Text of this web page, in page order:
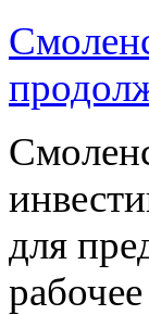
для